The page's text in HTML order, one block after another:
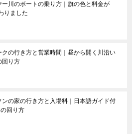
ー川のボートの乗り方｜旗の色と料金が
りました
クの行き方と営業時間｜昼から開く川沿い
回り方
ンの家の行き方と入場料｜日本語ガイド付
回り方